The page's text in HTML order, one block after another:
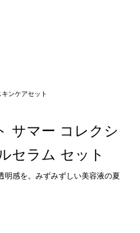
ンケアセット
サマー コレクシ
セラム セット
明感を。みずみずしい美容液の夏